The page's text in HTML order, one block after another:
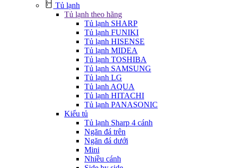
Tủ lạnh
Tủ lạnh theo hãng
Tủ lạnh SHARP
Tủ lạnh FUNIKI
Tủ lạnh HISENSE
Tủ lạnh MIDEA
Tủ lạnh TOSHIBA
Tủ lạnh SAMSUNG
Tủ lạnh LG
Tủ lạnh AQUA
Tủ lạnh HITACHI
Tủ lạnh PANASONIC
Kiểu tủ
Tủ lạnh Sharp 4 cánh
Ngăn đá trên
Ngăn đá dưới
Mini
Nhiều cánh